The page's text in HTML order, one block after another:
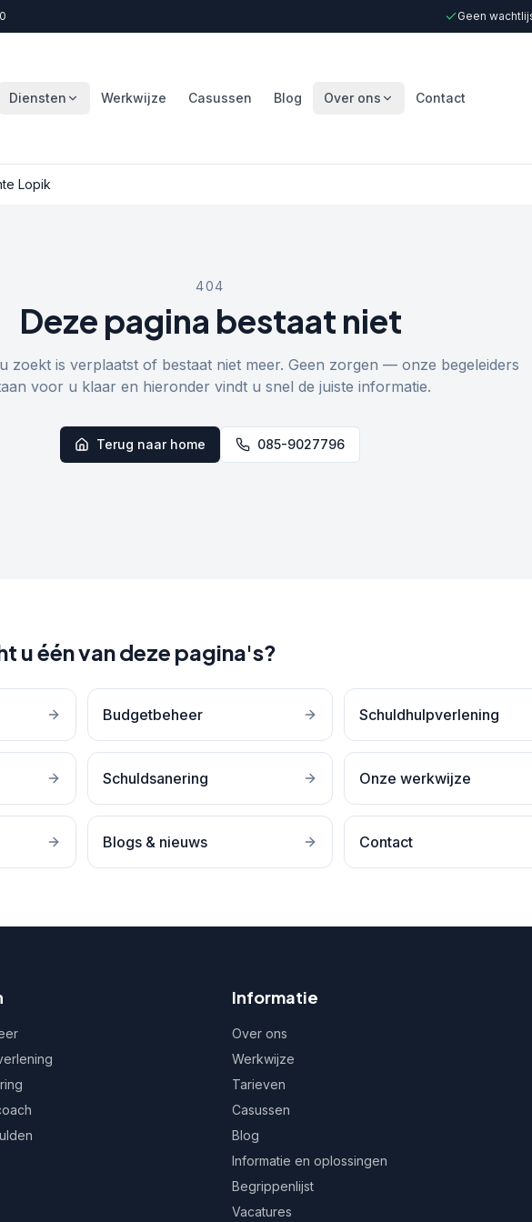
Geen
Diensten Werkwijze Casussen Blog Over ons Contact
Lopik
404
Deze pagina bestaat niet
zoekt is verplaatst of bestaat niet meer. Geen zorgen — onze begeleiders
voor u klaar en hieronder vindt u snel de juiste informatie.
Terug naar home 085-9027796
u één van deze pagina's?
Budgetbeheer Schuldhulpverlening
Schuldsanering Onze werkwijze
Blogs & nieuws Contact
Informatie
Over ons
Werkwijze
Tarieven
Casussen
Blog
Informatie en oplossingen
Begrippenlijst
Vacatures